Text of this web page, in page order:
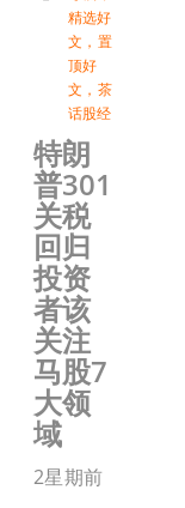
精选好
文 ， 置
顶好
文 ， 茶
话股经
特朗
普301
关税
回归
投资
者该
关注
马股7
大领
域
2星期前